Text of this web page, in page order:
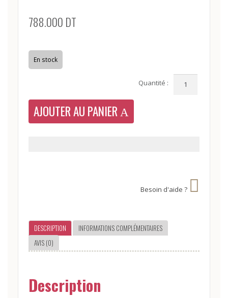
788.000 DT
En stock
Quantité :
AJOUTER AU PANIER
Besoin d'aide ?
DESCRIPTION
INFORMATIONS COMPLÉMENTAIRES
AVIS (0)
Description